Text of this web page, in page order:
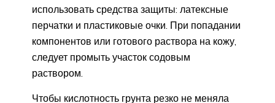
использовать средства защиты: латексные
перчатки и пластиковые очки. При попадании
компонентов или готового раствора на кожу,
следует промыть участок содовым
раствором.
Чтобы кислотность грунта резко не меняла